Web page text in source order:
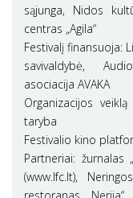
sąjunga, Nidos
centras „Agila“
Festivalį finansuoja:
savivaldybė,
asociacija AVAKA
Organizacijos
taryba
Festivalio kino
Partneriai: žurnalas
(www.lfc.lt),